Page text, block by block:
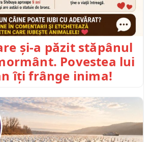
și-a păzit stăpânul
Povestea lui
îți frânge inima!